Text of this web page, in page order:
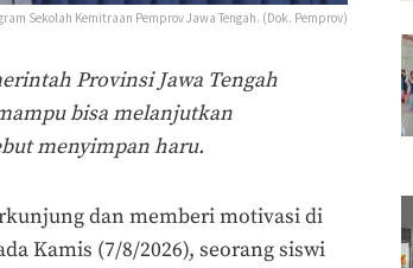
Sekolah Kemitraan Pemprov Jawa Tengah. (Dok. Pemprov)
Provinsi Jawa Tengah
bisa melanjutkan
menyimpan haru.
dan memberi motivasi di
Kamis (7/8/2026), seorang siswi